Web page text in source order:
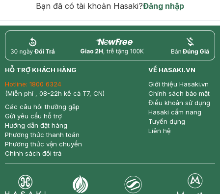
Bạn đã có tài khoản Hasaki?Đăng nhập
return nowfree price
HỖ TRỢ KHÁCH HÀNG
Hotline: 1800 6324
(Miễn phí , 08-22h kể cả T7, CN)
Các câu hỏi thường gặp
Gửi yêu cầu hỗ trợ
Hướng dẫn đặt hàng
Phương thức thanh toán
Phương thức vận chuyển
Chính sách đổi trả
VỀ HASAKI.VN
Giới thiệu Hasaki.vn
Chính sách bảo mật
Điều khoản sử dụng
Hasaki cẩm nang
Tuyển dụng
Liên hệ